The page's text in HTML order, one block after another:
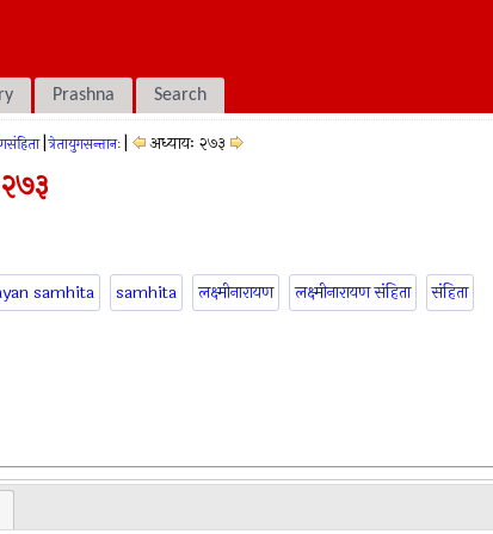
Prashna Search
त्रेतायुगसन्तानः अध्यायः २७३
samhita samhita लक्ष्मीनारायण लक्ष्मीनारायण संहिता संहिता